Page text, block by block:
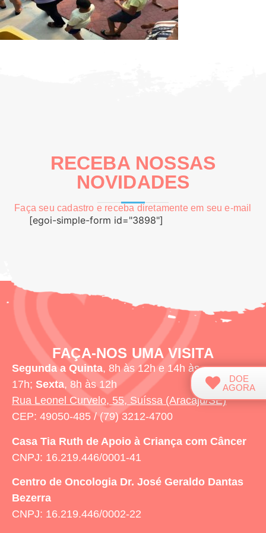
DOE
AGORA
RECEBA NOSSAS
NOVIDADES
Faça seu cadastro e receba diretamente em seu e-mail
[egoi-simple-form id="3898"]
FAÇA-NOS UMA VISITA
Segunda a Quinta, 8h às 12h e 14h às
17h; Sexta, 8h às 12h
Rua Leonel Curvelo, 55, Suíssa (Aracaju/SE)
CEP: 49050-485 / (79) 3212-4700
Casa Tia Ruth de Apoio à Criança com Câncer
CNPJ: 16.219.446/0001-41
Centro de Oncologia Dr. José Geraldo Dantas
Bezerra
CNPJ: 16.219.446/0002-22